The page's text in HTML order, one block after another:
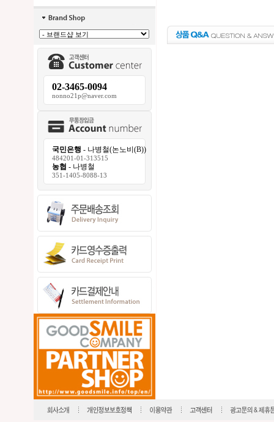
02-3465-0094
nonno21p@naver.com
국민은행 - 나병철(논노비(B))
484201-01-313515
농협 - 나병철
351-1405-8088-13